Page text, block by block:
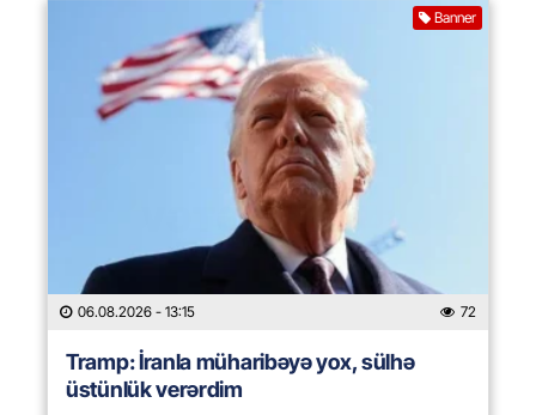
Banner
06.08.2026 - 13:15 72
Tramp: İranla müharibəyə yox, sülhə
üstünlük verərdim